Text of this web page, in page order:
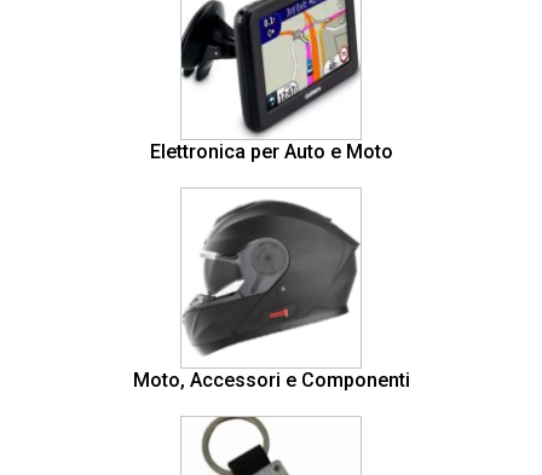
Elettronica per Auto e Moto
Moto, Accessori e Componenti